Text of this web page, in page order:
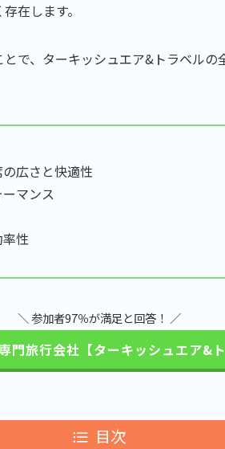
在します。
で、ターキッシュエア&トラベル
広さと快適性
マンス
性
＼ 参加者97％が満足と回答！ ／
門旅行会社【ターキッシュエア&ト
目次